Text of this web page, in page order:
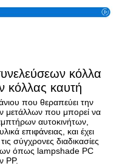
κόλλα
κόλλας καυτή
που θεραπεύει την
μετάλλων που μπορεί να
αυτοκινήτων,
επιφάνειας, και έχει
σύγχρονες διαδικασίες
όπως lampshade PC
PP.